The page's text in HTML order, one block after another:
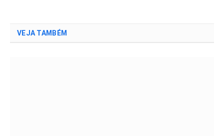
VEJA TAMBÉM